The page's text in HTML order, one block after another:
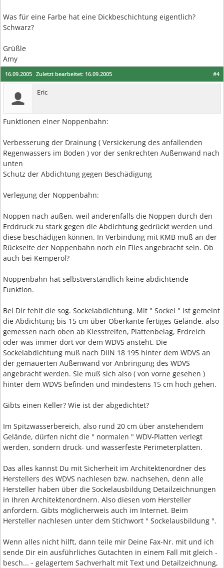
Was für eine Farbe hat eine Dickbeschichtung eigentlich?
Schwarz?
Grüßle
Amy
#4
16.09.2005 Zuletzt bearbeitet: 16.09.2005
Eric
Funktionen einer Noppenbahn:
Verbesserung der Drainung ( Versickerung des anfallenden
Regenwassers im Boden ) vor der senkrechten Außenwand nach
unten
Schutz der Abdichtung gegen Beschädigung
Verlegung der Noppenbahn:
Noppen nach außen, weil anderenfalls die Noppen durch den
Erddruck zu stark gegen die Abdichtung gedrückt werden und
diese beschädigen können. In Verbindung mit KMB muß an der
Rückseite der Noppenbahn noch ein Flies angebracht sein. Ob
auch bei Kemperol?
Noppenbahn hat selbstverständlich keine abdichtende
Funktion.
Bei Dir fehlt die sog. Sockelabdichtung. Mit " Sockel " ist gemeint
die Abdichtung bis 15 cm über Oberkante fertiges Gelände, also
gemessen nach oben ab Kiesstreifen, Plattenbelag, Erdreich
oder was immer dort vor dem WDVS ansteht. Die
Sockelabdichtung muß nach DiIN 18 195 hinter dem WDVS an
der gemauerten Außenwand vor Anbringung des WDVS
angebracht werden. Sie muß sich also ( von vorne gesehen )
hinter dem WDVS befinden und mindestens 15 cm hoch gehen.
Gibts einen Keller? Wie ist der abgedichtet?
Im Spitzwasserbereich, also rund 20 cm über anstehendem
Gelände, dürfen nicht die " normalen " WDV-Platten verlegt
werden, sondern druck- und wasserfeste Perimeterplatten.
Das alles kannst Du mit Sicherheit im Architektenordner des
Herstellers des WDVS nachlesen bzw. nachsehen, denn alle
Hersteller haben über die Sockelausbildung Detailzeichnungen
in Ihren Architektenordnern. Also diesen vom Hersteller
anfordern. Gibts möglicherweis auch im Internet. Beim
Hersteller nachlesen unter dem Stichwort " Sockelausbildung ".
Wenn alles nicht hilft, dann teile mir Deine Fax-Nr. mit und ich
sende Dir ein ausführliches Gutachten in einem Fall mit gleich -
besch... - gelagertem Sachverhalt mit Text und Detailzeichnung,